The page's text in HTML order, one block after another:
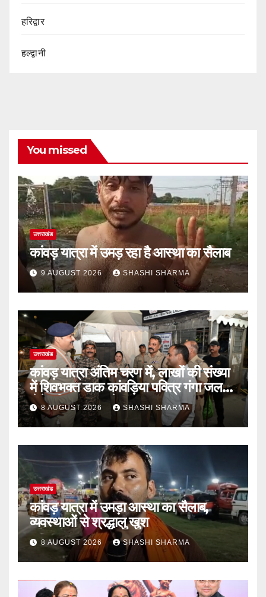
हरिद्वार
हल्द्वानी
You missed
उत्तराखंड
कांवड़ यात्रा में उमड़ रहा है आस्था का सैलाब
9 AUGUST 2026 SHASHI SHARMA
उत्तराखंड
कांवड़ यात्रा अंतिम चरण में, लाखों की संख्या
में शिवभक्त डाक कांवड़िया पवित्र गंगा जल
लेने हरिद्वार पहुंच रहे
8 AUGUST 2026 SHASHI SHARMA
उत्तराखंड
कांवड़ यात्रा में उमड़ा आस्था का सैलाब,
व्यवस्थाओं से श्रद्धालु खुश
8 AUGUST 2026 SHASHI SHARMA